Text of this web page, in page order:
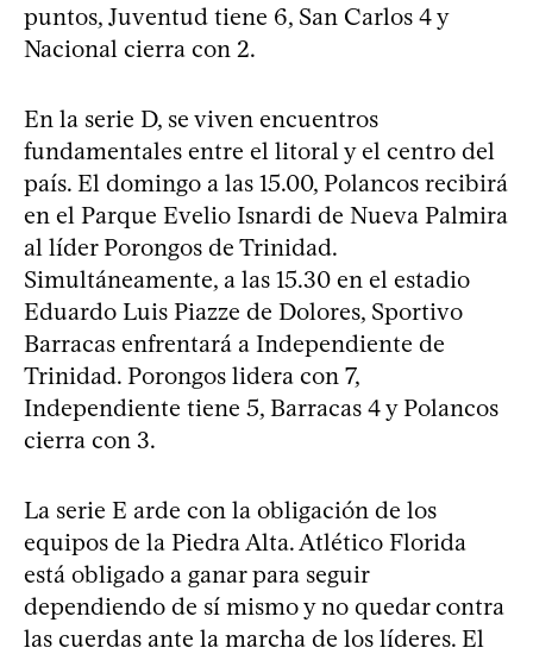
puntos, Juventud tiene 6, San Carlos 4 y
Nacional cierra con 2.
En la serie D, se viven encuentros
fundamentales entre el litoral y el centro del
país. El domingo a las 15.00, Polancos recibirá
en el Parque Evelio Isnardi de Nueva Palmira
al líder Porongos de Trinidad.
Simultáneamente, a las 15.30 en el estadio
Eduardo Luis Piazze de Dolores, Sportivo
Barracas enfrentará a Independiente de
Trinidad. Porongos lidera con 7,
Independiente tiene 5, Barracas 4 y Polancos
cierra con 3.
La serie E arde con la obligación de los
equipos de la Piedra Alta. Atlético Florida
está obligado a ganar para seguir
dependiendo de sí mismo y no quedar contra
las cuerdas ante la marcha de los líderes. El